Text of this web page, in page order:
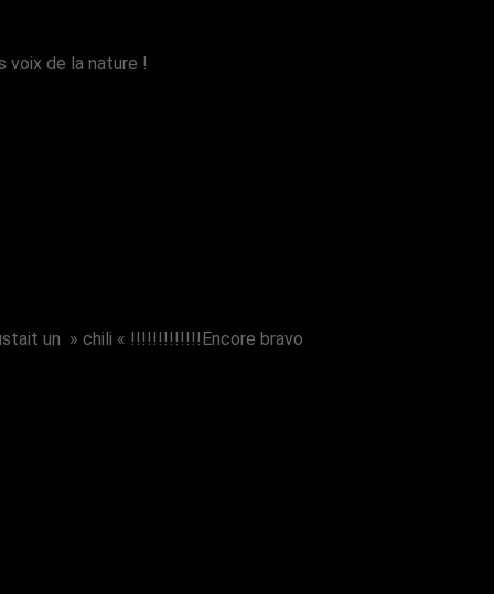
voix de la nature !
un » chili « !!!!!!!!!!!!!Encore bravo